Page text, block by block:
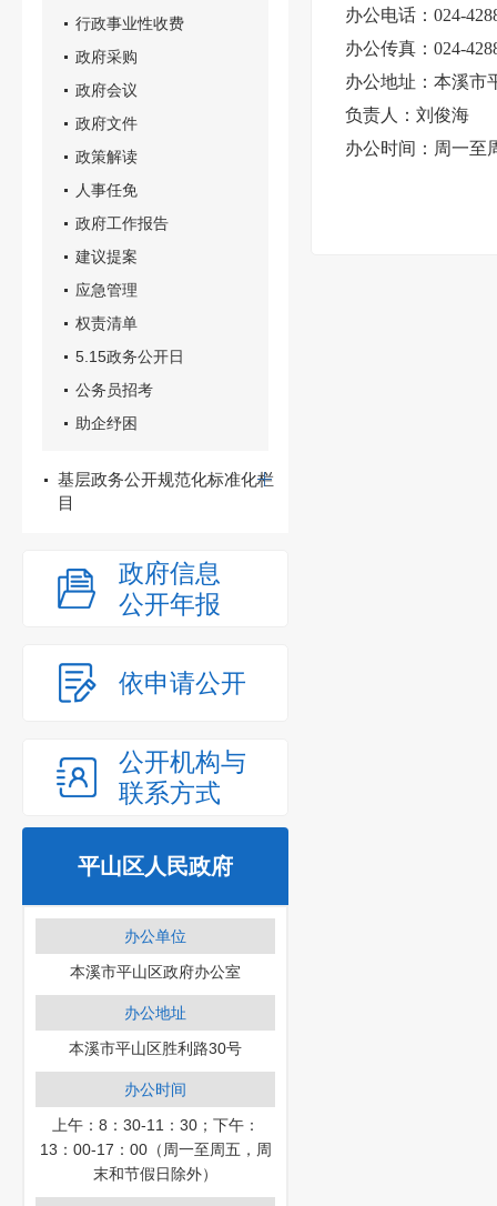
行政事业性收费
政府采购
政府会议
政府文件
政策解读
人事任免
政府工作报告
建议提案
应急管理
权责清单
5.15政务公开日
公务员招考
助企纾困
基层政务公开规范化标准化栏
目
政府信息
公开年报
依申请公开
公开机构与
联系方式
平山区人民政府
办公单位
本溪市平山区政府办公室
办公地址
本溪市平山区胜利路30号
办公时间
上午：8：30-11：30；下午：
13：00-17：00（周一至周五，周
末和节假日除外）
办公电话：024-
办公传真：024-
办公地址：本溪市
负责人：刘俊海
办公时间：周一至